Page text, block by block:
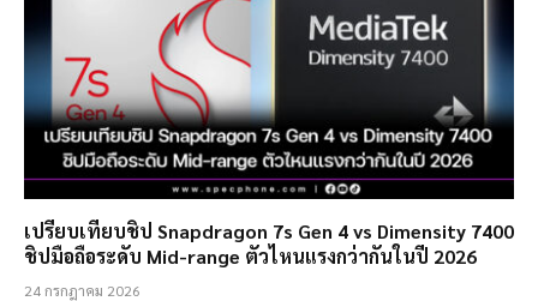
เปรียบเทียบชิป Snapdragon 7s Gen 4 vs Dimensity 7400
ชิปมือถือระดับ Mid-range ตัวไหนแรงกว่ากันในปี 2026
24 กรกฎาคม 2026